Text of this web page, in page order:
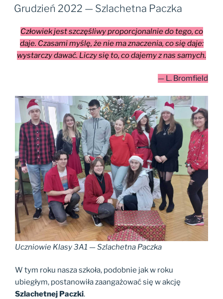
W
Grudzień 2022 — Szlachetna Paczka
Człowiek jest szczęśliwy proporcjonalnie do tego, co
daje. Czasami myślę, że nie ma znaczenia, co się daje:
wystarczy dawać. Liczy się to, co dajemy z nas samych.
— L. Bromfield
Uczniowie Klasy 3A1 — Szlachetna Paczka
W tym roku nasza szkoła, podobnie jak w roku
ubiegłym, postanowiła zaangażować się w akcję
Szlachetnej Paczki.